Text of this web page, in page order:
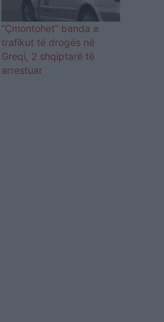
“Çmontohet” banda e
trafikut të drogës në
Greqi, 2 shqiptarë të
arrestuar